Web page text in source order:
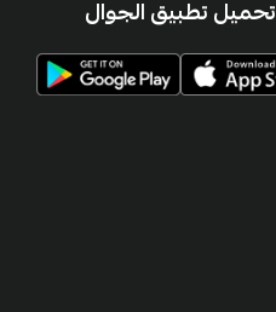
تحميل تطبيق الجوال